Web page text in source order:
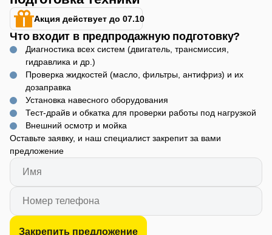
Акция действует до 07.10
Что входит в предпродажную подготовку?
Диагностика всех систем (двигатель, трансмиссия,
гидравлика и др.)
Проверка жидкостей (масло, фильтры, антифриз) и их
дозаправка
Установка навесного оборудования
Тест-драйв и обкатка для проверки работы под нагрузкой
Внешний осмотр и мойка
Оставьте заявку, и наш специалист закрепит за вами
предложение
Закрепить предложение